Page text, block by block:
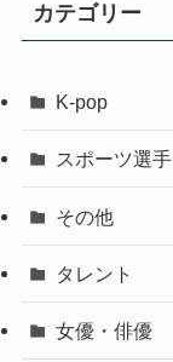
カテゴリー
K-pop
スポーツ選手
その他
タレント
女優・俳優